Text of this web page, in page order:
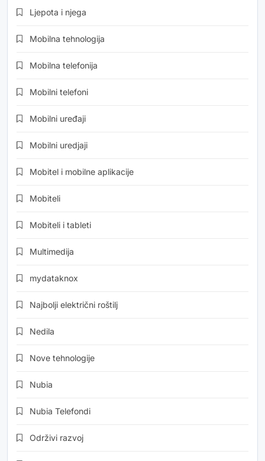
Ljepota i njega
Mobilna tehnologija
Mobilna telefonija
Mobilni telefoni
Mobilni uređaji
Mobilni uredjaji
Mobitel i mobilne aplikacije
Mobiteli
Mobiteli i tableti
Multimedija
mydataknox
Najbolji električni roštilj
Nedila
Nove tehnologije
Nubia
Nubia Telefondi
Održivi razvoj